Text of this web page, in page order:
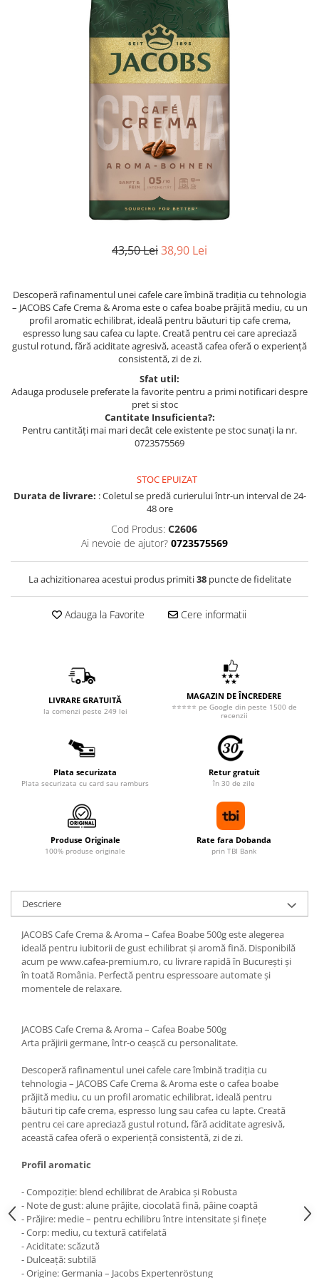
43,50 Lei38,90 Lei
Descoperă rafinamentul unei cafele care îmbină tradiția cu tehnologia
– JACOBS Cafe Crema & Aroma este o cafea boabe prăjită mediu, cu un
profil aromatic echilibrat, ideală pentru băuturi tip cafe crema,
espresso lung sau cafea cu lapte. Creată pentru cei care apreciază
gustul rotund, fără aciditate agresivă, această cafea oferă o experiență
consistentă, zi de zi.
Sfat util:
Adauga produsele preferate la favorite pentru a primi notificari despre
pret si stoc
Cantitate Insuficienta?:
Pentru cantități mai mari decât cele existente pe stoc sunați la nr.
0723575569
STOC EPUIZAT
Durata de livrare: : Coletul se predă curierului într-un interval de 24-
48 ore
Cod Produs: C2606
Ai nevoie de ajutor? 0723575569
La achizitionarea acestui produs primiti38puncte de fidelitate
Adauga la Favorite Cere informatii
LIVRARE GRATUITĂ
la comenzi peste 249 lei
MAGAZIN DE ÎNCREDERE
⭐⭐⭐⭐⭐ pe Google din peste 1500 de
recenzii
Plata securizata
Plata securizata cu card sau ramburs
Retur gratuit
în 30 de zile
Produse Originale
100% produse originale
Rate fara Dobanda
prin TBI Bank
Descriere
JACOBS Cafe Crema & Aroma – Cafea Boabe 500g este alegerea
ideală pentru iubitorii de gust echilibrat și aromă fină. Disponibilă
acum pe www.cafea-premium.ro, cu livrare rapidă în București și
în toată România. Perfectă pentru espressoare automate și
momentele de relaxare.
JACOBS Cafe Crema & Aroma – Cafea Boabe 500g
Arta prăjirii germane, într-o ceașcă cu personalitate.
Descoperă rafinamentul unei cafele care îmbină tradiția cu
tehnologia – JACOBS Cafe Crema & Aroma este o cafea boabe
prăjită mediu, cu un profil aromatic echilibrat, ideală pentru
băuturi tip cafe crema, espresso lung sau cafea cu lapte. Creată
pentru cei care apreciază gustul rotund, fără aciditate agresivă,
această cafea oferă o experiență consistentă, zi de zi.
Profil aromatic
- Compoziție: blend echilibrat de Arabica și Robusta
- Note de gust: alune prăjite, ciocolată fină, pâine coaptă
- Prăjire: medie – pentru echilibru între intensitate și finețe
- Corp: mediu, cu textură catifelată
- Aciditate: scăzută
- Dulceață: subtilă
- Origine: Germania – Jacobs Expertenröstung